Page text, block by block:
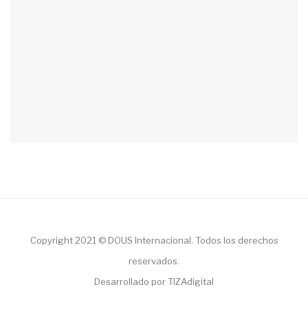
Copyright 2021 © DOUS Internacional. Todos los derechos
reservados.
Desarrollado por TIZAdigital